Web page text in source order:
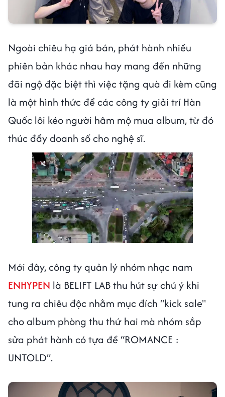
Ngoài chiêu hạ giá bán, phát hành nhiều
phiên bản khác nhau hay mang đến những
đãi ngộ đặc biệt thì việc tặng quà đi kèm cũng
là một hình thức để các công ty giải trí Hàn
Quốc lôi kéo người hâm mộ mua album, từ đó
thúc đẩy doanh số cho nghệ sĩ.
Mới đây, công ty quản lý nhóm nhạc nam
ENHYPEN là BELIFT LAB thu hút sự chú ý khi
tung ra chiêu độc nhằm mục đích “kick sale"
cho album phòng thu thứ hai mà nhóm sắp
sửa phát hành có tựa đề “ROMANCE :
UNTOLD”.